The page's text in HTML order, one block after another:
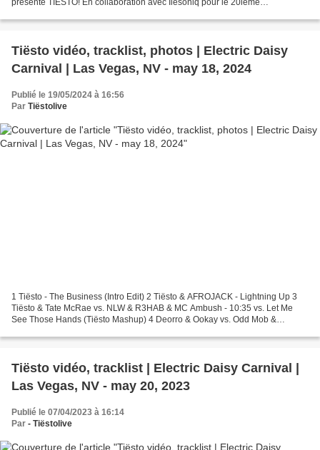
Tiësto vidéo, tracklist, photos | Electric Daisy
Carnival | Las Vegas, NV - may 18, 2024
Publié le 19/05/2024 à 16:56
Par Tiëstolive
1 Tiësto - The Business (Intro Edit) 2 Tiësto & AFROJACK - Lightning Up 3
Tiësto & Tate McRae vs. NLW & R3HAB & MC Ambush - 10:35 vs. Let Me
See Those Hands (Tiësto Mashup) 4 Deorro & Ookay vs. Odd Mob &
Tiësto vidéo, tracklist | Electric Daisy Carnival |
Las Vegas, NV - may 20, 2023
Publié le 07/04/2023 à 16:14
Par - Tiëstolive